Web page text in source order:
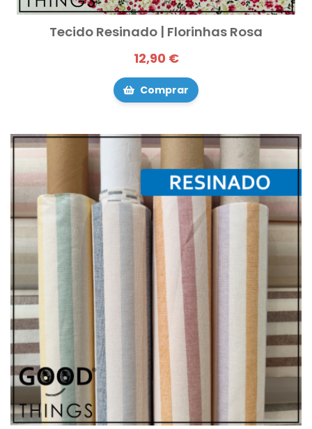
Tecido Resinado | Florinhas Rosa
12,90 €
Comprar